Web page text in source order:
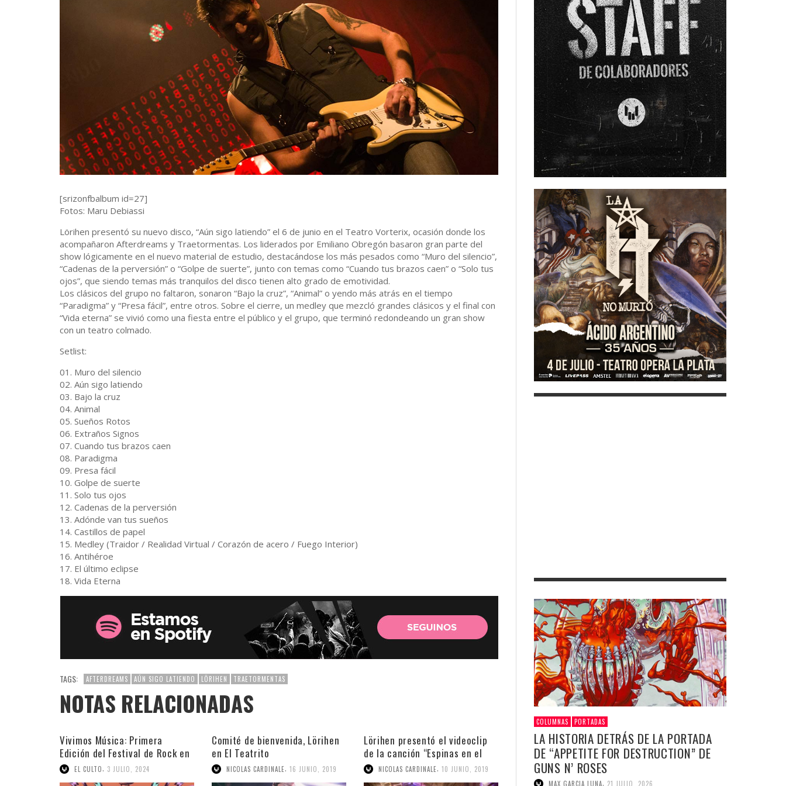
[srizonfbalbum id=27]
Fotos: Maru Debiassi
Lörihen presentó su nuevo disco, “Aún sigo latiendo” el 6 de junio en el Teatro Vorterix, ocasión donde los
acompañaron Afterdreams y Traetormentas. Los liderados por Emiliano Obregón basaron gran parte del
show lógicamente en el nuevo material de estudio, destacándose los más pesados como “Muro del silencio”,
“Cadenas de la perversión” o “Golpe de suerte”, junto con temas como “Cuando tus brazos caen” o “Solo tus
ojos”, que siendo temas más tranquilos del disco tienen alto grado de emotividad.
Los clásicos del grupo no faltaron, sonaron “Bajo la cruz”, “Animal” o yendo más atrás en el tiempo
“Paradigma” y “Presa fácil”, entre otros. Sobre el cierre, un medley que mezcló grandes clásicos y el final con
“Vida eterna” se vivió como una fiesta entre el público y el grupo, que terminó redondeando un gran show
con un teatro colmado.
Setlist:
01. Muro del silencio
02. Aún sigo latiendo
03. Bajo la cruz
04. Animal
05. Sueños Rotos
06. Extraños Signos
07. Cuando tus brazos caen
08. Paradigma
09. Presa fácil
10. Golpe de suerte
11. Solo tus ojos
12. Cadenas de la perversión
13. Adónde van tus sueños
14. Castillos de papel
15. Medley (Traidor / Realidad Virtual / Corazón de acero / Fuego Interior)
16. Antihéroe
17. El último eclipse
18. Vida Eterna
TAGS: AFTERDREAMS AÚN SIGO LATIENDO LÖRIHEN TRAETORMENTAS
NOTAS RELACIONADAS
Vivimos Música: Primera
Edición del Festival de Rock en
Argentina
EL CULTO 3 JULIO, 2024
Comité de bienvenida, Lörihen
en El Teatrito
NICOLAS CARDINALE 16 JUNIO, 2019
Lörihen presentó el videoclip
de la canción “Espinas en el
Alma”NICOLAS CARDINALE 10 JUNIO, 2019
COLUMNAS PORTADAS
LA HISTORIA DETRÁS DE LA PORTADA
DE “APPETITE FOR DESTRUCTION” DE
GUNS N’ ROSES
MAX GARCIA LUNA, 21 JULIO, 2026